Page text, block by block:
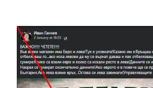
Image